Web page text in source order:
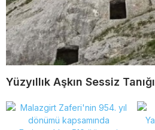
Yüzyıllık Aşkın Sessiz Tanığı